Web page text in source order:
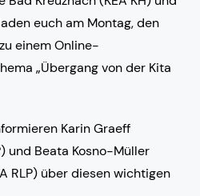
euch am Montag, den
einem Online-
„Übergang von der Kita
Karin Graeff
und Beata Kosno-Müller
RLP) über diesen wichtigen